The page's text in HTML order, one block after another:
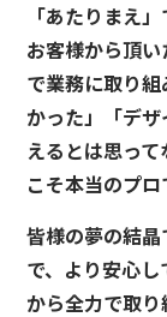
「あたりまえ
お客様から頂
で業務に取り
かった」「デ
えるとは思っ
こそ本当のプロ
皆様の夢の結
で、より安心
から全力で取り